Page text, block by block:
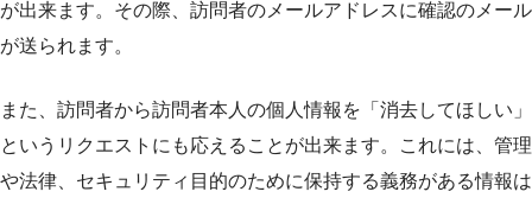
が出来ます。その際、訪問者のメールアドレスに確認のメール
が送られます。
また、訪問者から訪問者本人の個人情報を「消去してほしい」
というリクエストにも応えることが出来ます。これには、管理
や法律、セキュリティ目的のために保持する義務がある情報は